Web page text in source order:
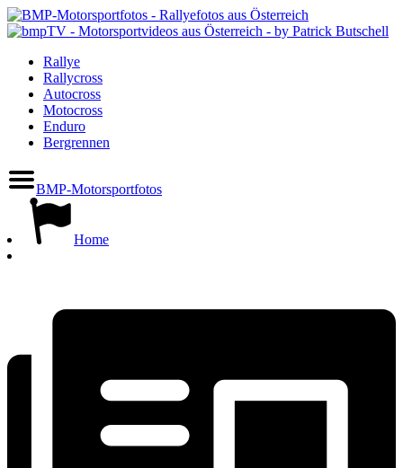
Rallye
Rallycross
Autocross
Motocross
Enduro
Bergrennen
BMP-Motorsportfotos
Home